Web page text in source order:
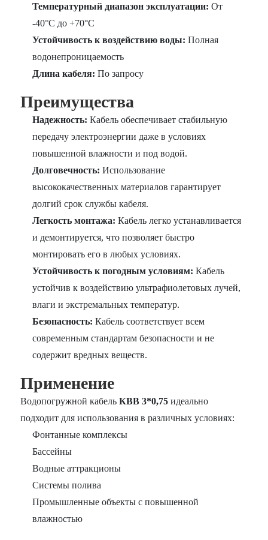
Температурный диапазон эксплуатации: От
-40°C до +70°C
Устойчивость к воздействию воды: Полная
водонепроницаемость
Длина кабеля: По запросу
Преимущества
Надежность: Кабель обеспечивает стабильную
передачу электроэнергии даже в условиях
повышенной влажности и под водой.
Долговечность: Использование
высококачественных материалов гарантирует
долгий срок службы кабеля.
Легкость монтажа: Кабель легко устанавливается
и демонтируется, что позволяет быстро
монтировать его в любых условиях.
Устойчивость к погодным условиям: Кабель
устойчив к воздействию ультрафиолетовых лучей,
влаги и экстремальных температур.
Безопасность: Кабель соответствует всем
современным стандартам безопасности и не
содержит вредных веществ.
Применение
Водопогружной кабельКВВ 3*0,75 идеально
подходит для использования в различных условиях:
Фонтанные комплексы
Бассейны
Водные аттракционы
Системы полива
Промышленные объекты с повышенной
влажностью